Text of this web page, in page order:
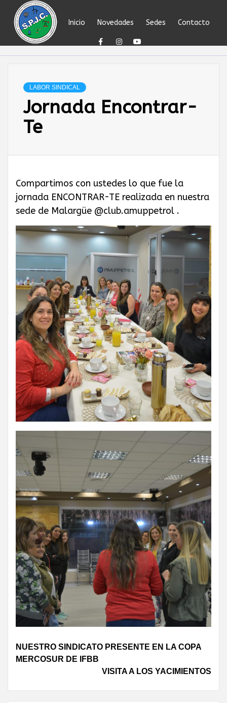
content
Inicio Novedades Sedes Contacto
SINDICATO DEL
PERSONAL
JERÁRQUICO Y
PROFESIONAL
DEL
PETRÓLEO,
GAS PRIVADO
Y QUÍMICOS DE
CUYO
LABOR SINDICAL
Jornada Encontrar-
Te
Compartimos con ustedes lo que fue la
jornada ENCONTRAR-TE realizada en nuestra
sede de Malargüe @club.amuppetrol .
Continue
Reading
NUESTRO SINDICATO PRESENTE EN LA COPA
MERCOSUR DE IFBB
VISITA A LOS YACIMIENTOS